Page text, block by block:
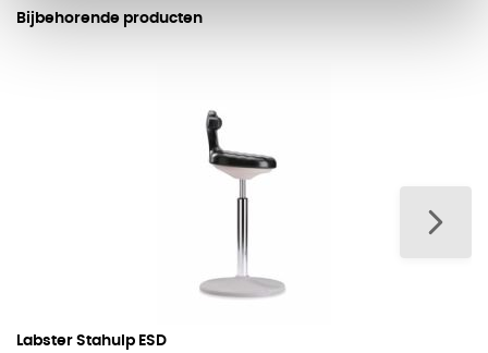
Bijbehorende producten
Labster Stahulp ESD